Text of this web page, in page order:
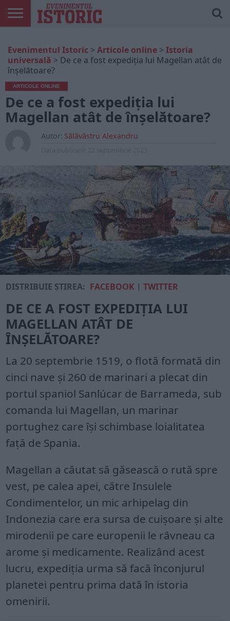
ONLINE
EDIȚII
TIPĂRITE
ISTORIC
PLAY
CONTUL
MEU
Evenimentul Istoric > Articole online > Istoria
universală > De ce a fost expediția lui Magellan atât de
înșelătoare?
ARTICOLE ONLINE
De ce a fost expediția lui
Magellan atât de înșelătoare?
Autor: Sălăvăstru Alexandru
DISTRIBUIE ȘTIREA: FACEBOOK |TWITTER
DE CE A FOST EXPEDIȚIA LUI
MAGELLAN ATÂT DE
ÎNȘELĂTOARE?
La 20 septembrie 1519, o flotă formată din
cinci nave și 260 de marinari a plecat din
portul spaniol Sanlúcar de Barrameda, sub
comanda lui Magellan, un marinar
portughez care își schimbase loialitatea
față de Spania.
Magellan a căutat să găsească o rută spre
vest, pe calea apei, către Insulele
Condimentelor, un mic arhipelag din
Indonezia care era sursa de cuișoare și alte
mirodenii pe care europenii le râvneau ca
arome și medicamente. Realizând acest
lucru, expediția urma să facă înconjurul
planetei pentru prima dată în istoria
omenirii.